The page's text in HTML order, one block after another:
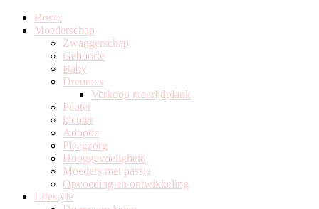
Home
Moederschap
Zwangerschap
Geboorte
Baby
Dreumes
Verkoop meerijdplank
Peuter
kleuter
Adoptie
Pleegzorg
Hooggevoeligheid
Moeders met passie
Opvoeding en ontwikkeling
Lifestyle